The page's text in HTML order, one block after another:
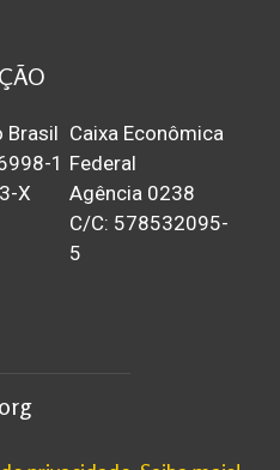
Brasil
1
X
Caixa Econômica
Federal
Agência 0238
C/C: 578532095-
5